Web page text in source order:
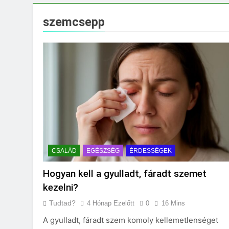
Mit jelent a
szemcsepp
CSALÁD EGÉSZSÉG ÉRDESSÉGEK
Hogyan kell a gyulladt, fáradt szemet
kezelni?
Tudtad? 4 Hónap Ezelőtt 0 16 Mins
A gyulladt, fáradt szem komoly kellemetlenséget